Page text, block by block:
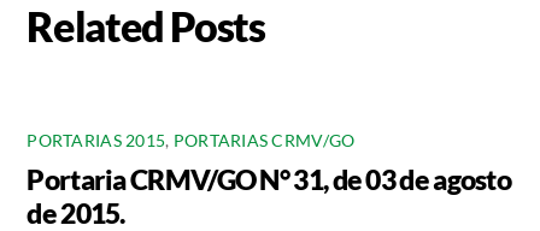
Related Posts
PORTARIAS 2015, PORTARIAS CRMV/GO
Portaria CRMV/GO N° 31, de 03 de agosto
de 2015.